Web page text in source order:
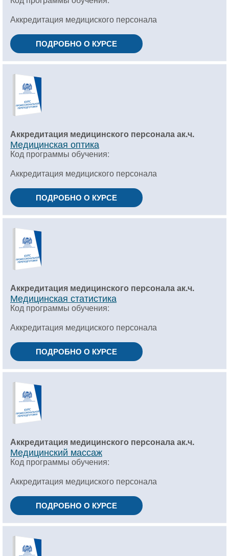
Аккредитация медициского персонала
ПОДРОБНО О КУРСЕ
Аккредитация медицинского персонала ак.ч.
Медицинская оптика
Код программы обучения:
Аккредитация медициского персонала
ПОДРОБНО О КУРСЕ
Аккредитация медицинского персонала ак.ч.
Медицинская статистика
Код программы обучения:
Аккредитация медициского персонала
ПОДРОБНО О КУРСЕ
Аккредитация медицинского персонала ак.ч.
Медицинский массаж
Код программы обучения:
Аккредитация медициского персонала
ПОДРОБНО О КУРСЕ